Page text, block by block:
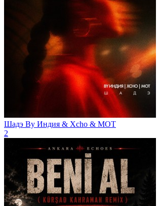
Шадэ By Индия & Xcho & МОТ
2